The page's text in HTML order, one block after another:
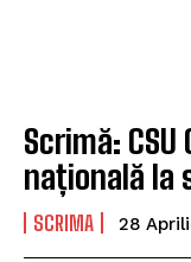
Scrimă:
națională la
SCRIMA 28